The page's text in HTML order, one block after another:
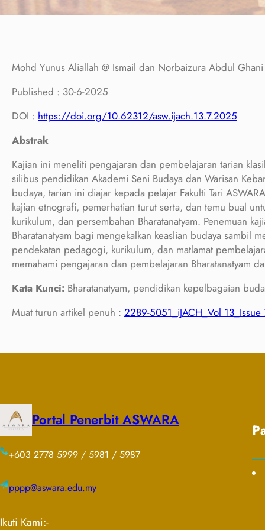
Mohd Yunus Aliallah @ Ismail dan Norbaizura Abdul Ghani
Published : 30-6-2025
DOI : https://doi.org/10.62312/asw.ijach.13.7.2025
Abstrak
Kajian ini meneliti pengajaran dan pembelajaran tarian
silibus pendidikan Akademi Seni Budaya dan Warisan
budaya, tarian ini diajar kepada pelajar Fakulti Tari
kajian etnografi, pemerhatian turut serta, dan temu bual
kurikulum, dan persembahan Bharatanatyam. Penemuan
Bharatanatyam bagi mengekalkan keaslian budaya sambil
pendekatan pedagogi, kurikulum, dan matlamat
memahami pengajaran dan pembelajaran Bharatanatyam
Kata Kunci: Bharatanatyam, pendidikan kepelbagaian
Muat turun artikel penuh : 2289-5051_iJACH_Vol 13_Issue
Portal Penerbit ASWARA
+603 2778 5999 / 5981 / 5987
pppp@aswara.edu.my
Ikuti Kami:-